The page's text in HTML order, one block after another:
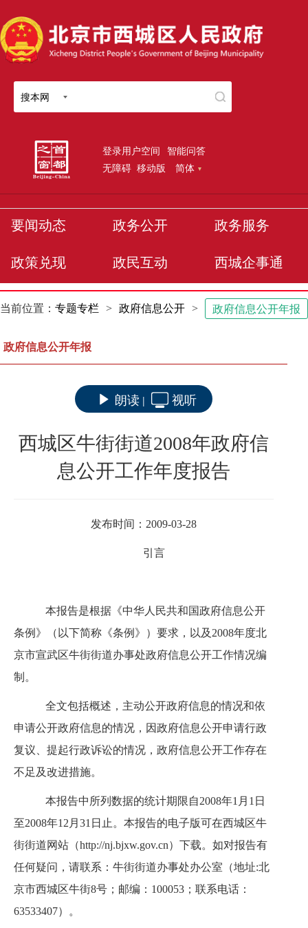
搜本网
登录用户空间 智能问答
无障碍 移动版 简体
要闻动态 政务公开 政务服务
政策兑现 政民互动 西城企事通
当前位置： 专题专栏 > 政府信息公开 > 政府信息公开年报
政府信息公开年报
朗读 | 视听
西城区牛街街道2008年政府信
息公开工作年度报告
发布时间：2009-03-28
引言
本报告是根据《中华人民共和国政府信息公开
条例》（以下简称《条例》）要求，以及 2008年度北
京市宣武区牛街街道办事处政府信息公开工作情况编
制。
全文包括概述，主动公开政府信息的情况和依
申请公开政府信息的情况，因政府信息公开申请行政
复议、提起行政诉讼的情况，政府信息公开工作存在
不足及改进措施。
本报告中所列数据的统计期限自2008年1 月 1 日
至2008年12 月 31 日止。本报告的电子版可在西城区牛
街街道网站（http://nj.bjxw.gov.cn）下载。如对报告有
任何疑问，请联系：牛街街道办事处办公室（地址:北
京市西城区牛街8号；邮编： 100053 ；联系电话：
63533407）。